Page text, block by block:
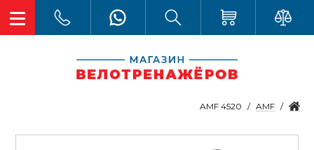
AMF
AMF 4520